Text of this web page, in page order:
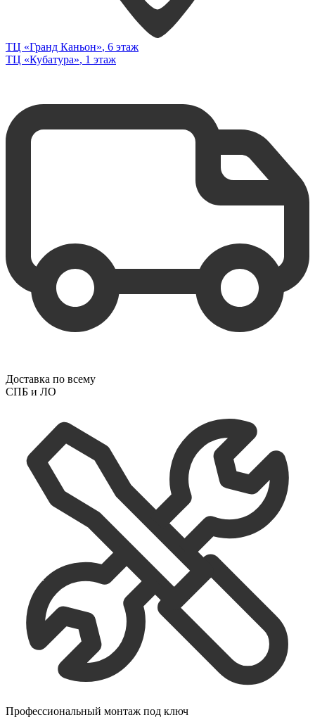
ТЦ «Гранд Каньон», 6 этаж
ТЦ «Кубатура», 1 этаж
Доставка по всему
СПБ и ЛО
Профессиональный монтаж под ключ